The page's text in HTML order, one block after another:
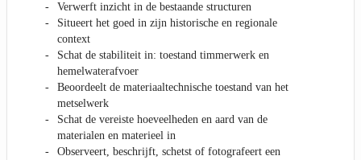
Verwerft inzicht in de bestaande structuren
Situeert het goed in zijn historische en regionale
context
Schat de stabiliteit in: toestand timmerwerk en
hemelwaterafvoer
Beoordeelt de materiaaltechnische toestand van het
metselwerk
Schat de vereiste hoeveelheden en aard van de
materialen en materieel in
Observeert, beschrijft, schetst of fotografeert een